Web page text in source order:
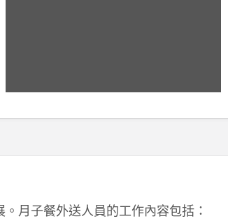
月子餐外送人員的工作內容包括：